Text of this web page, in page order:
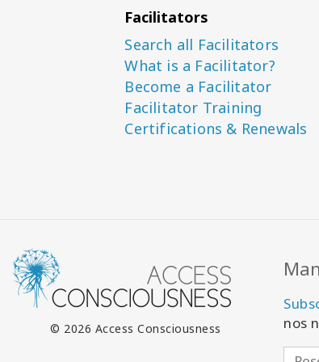
Facilitators
Search all Facilitators
What is a Facilitator?
Become a Facilitator
Facilitator Training
Certifications & Renewals
© 2026 Access Consciousness
nos